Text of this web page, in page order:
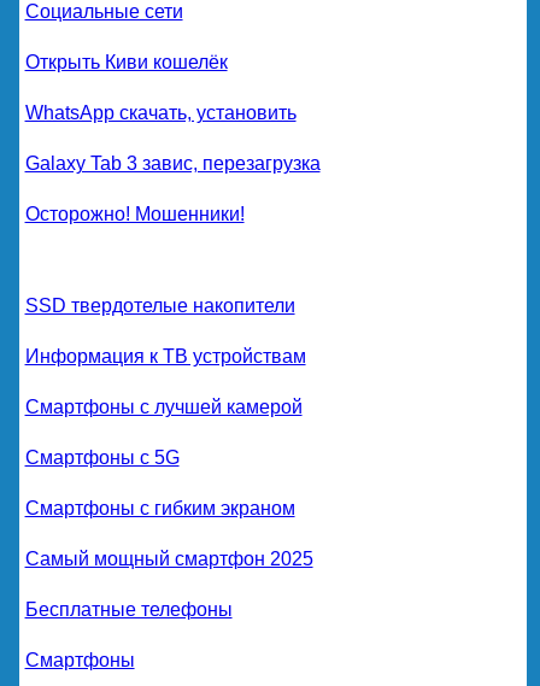
Социальные сети
Открыть Киви кошелёк
WhatsApp скачать, установить
Galaxy Tab 3 завис, перезагрузка
Осторожно! Мошенники!
SSD твердотелые накопители
Информация к ТВ устройствам
Смартфоны с лучшей камерой
Смартфоны с 5G
Смартфоны с гибким экраном
Самый мощный смартфон 2025
Бесплатные телефоны
Смартфоны